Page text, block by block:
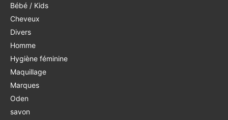
Bébé / Kids
Cheveux
Divers
Homme
Hygiène féminine
Maquillage
Marques
Oden
savon